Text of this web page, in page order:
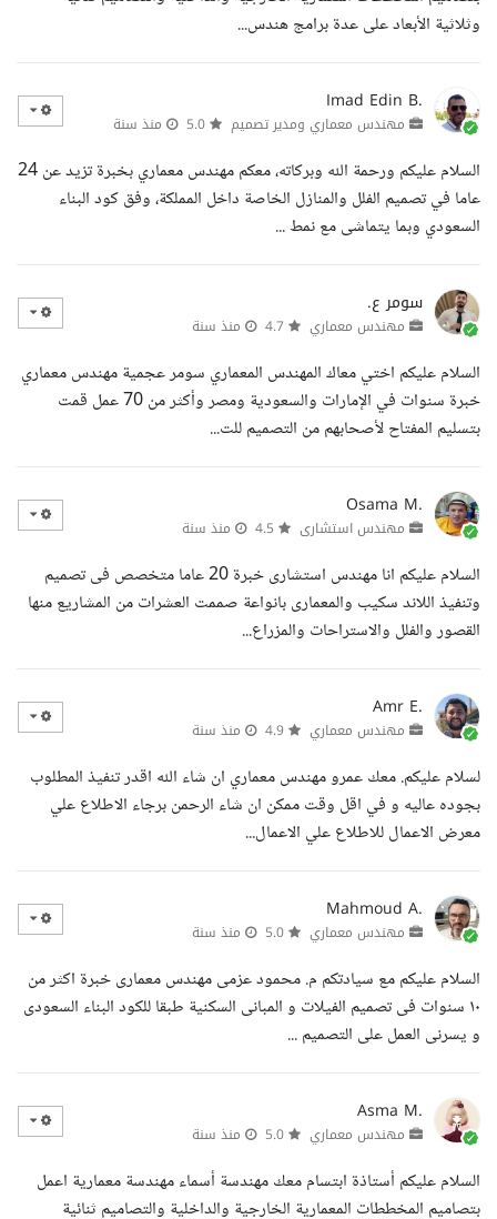
وثلاثية الأبعاد على عدة برامج هندس...
Imad Edin B.
مهندس معماري ومدير تصميم منذ سنة
السلام عليكم ورحمة الله وبركاته، معكم مهندس معماري بخبرة تزيد عن 24
عاما في تصميم الفلل والمنازل الخاصة داخل المملكة، وفق كود البناء
السعودي وبما يتماشى مع نمط ...
سومر ع.
مهندس معماري منذ سنة
السلام عليكم اختي معاك المهندس المعماري سومر عجمية مهندس معماري
خبرة سنوات في الإمارات والسعودية ومصر وأكثر من 70 عمل قمت
بتسليم المفتاح لأصحابهم من التصميم للت...
Osama M.
مهندس استشارى منذ سنة
السلام عليكم انا مهندس استشارى خبرة 20 عاما متخصص فى تصميم
وتنفيذ اللاند سكيب والمعمارى بانواعة صممت العشرات من المشاريع منها
القصور والفلل والاستراحات والمزراع...
Amr E.
مهندس معماري منذ سنة
لسلام عليكم. معك عمرو مهندس معماري ان شاء الله اقدر تنفيذ المطلوب
بجوده عاليه و في اقل وقت ممكن ان شاء الرحمن برجاء الاطلاع علي
معرض الاعمال للاطلاع علي الاعمال...
Mahmoud A.
مهندس معماري منذ سنة
السلام عليكم مع سيادتكم م. محمود عزمى مهندس معمارى خبرة اكثر من
١٠ سنوات فى تصميم الفيلات و المبانى السكنية طبقا للكود البناء السعودى
و يسرنى العمل على التصميم ...
Asma M.
مهندس معماري منذ سنة
السلام عليكم أستاذة ابتسام معك مهندسة أسماء مهندسة معمارية اعمل
بتصاميم المخططات المعمارية الخارجية والداخلية والتصاميم ثنائية